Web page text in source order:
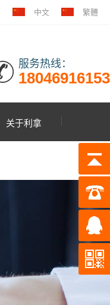
中文 繁體
服务热线：
18046916153
关于利拿